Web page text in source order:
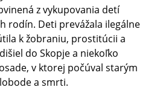
z vykupovania detí
rodín. Deti prevážala ilegálne
k žobraniu, prostitúcii a
do Skopje a niekoľko
v ktorej počúval starým
a smrti.